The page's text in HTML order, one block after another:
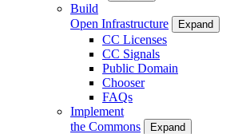
Build
Open Infrastructure
Expand
CC Licenses
CC Signals
Public Domain
Chooser
FAQs
Implement
the Commons
Expand